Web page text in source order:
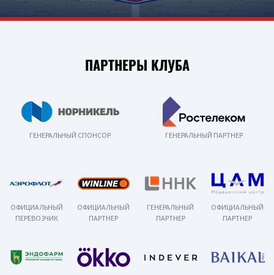
ПАРТНЕРЫ КЛУБА
ГЕНЕРАЛЬНЫЙ СПОНСОР ГЕНЕРАЛЬНЫЙ ПАРТНЕР
ОФИЦИАЛЬНЫЙ
ПЕРЕВОЗЧИК
ОФИЦИАЛЬНЫЙ
ПАРТНЕР
ГЕНЕРАЛЬНЫЙ
ПАРТНЕР
ОФИЦИАЛЬНЫЙ
ПАРТНЕР